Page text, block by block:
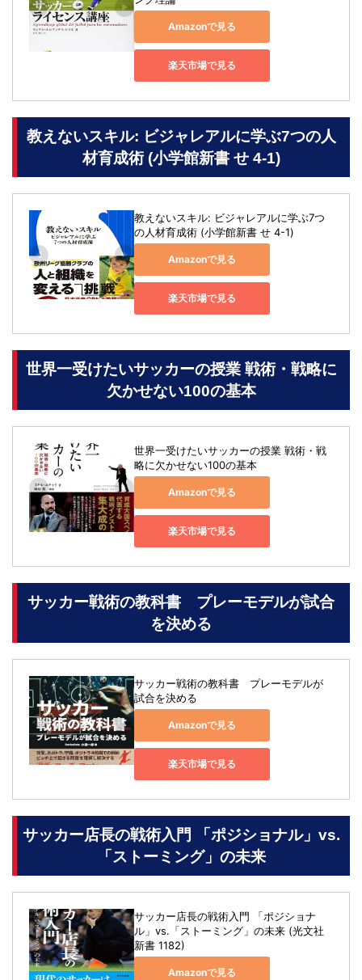
Amazonで見る
楽天市場で見る
教えないスキル: ビジャレアルに学ぶ7つの人
材育成術 (小学館新書 せ 4-1)
教えないスキル: ビジャレアルに学ぶ7つ
の人材育成術 (小学館新書 せ 4-1)
Amazonで見る
楽天市場で見る
世界一受けたいサッカーの授業 戦術・戦略に
欠かせない100の基本
世界一受けたいサッカーの授業 戦術・戦
略に欠かせない100の基本
Amazonで見る
楽天市場で見る
サッカー戦術の教科書 プレーモデルが試合
を決める
サッカー戦術の教科書　プレーモデルが
試合を決める
Amazonで見る
楽天市場で見る
サッカー店長の戦術入門 「ポジショナル」vs.
「ストーミング」の未来
サッカー店長の戦術入門 「ポジショナ
ル」vs.「ストーミング」の未来 (光文社
新書 1182)
Amazonで見る